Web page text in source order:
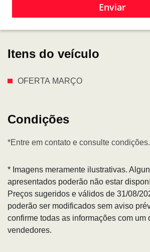
Itens do veículo
OFERTA MARÇO
Condições
*Entre em contato e consulte condições.
* Imagens meramente ilustrativas.
apresentados poderão não estar
Preços sugeridos e válidos de 31/08/
poderão ser modificados sem aviso
confirme todas as informações com um
vendedores.
Enviar